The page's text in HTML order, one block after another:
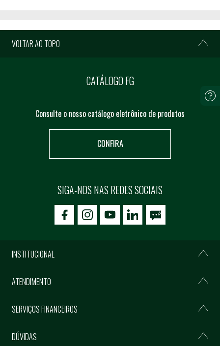
VOLTAR AO TOPO
CATÁLOGO FG
Consulte o nosso catálogo eletrônico de produtos
CONFIRA
SIGA-NOS NAS REDES SOCIAIS
icon-facebookicon-social02icon-social03
INSTITUCIONAL
ATENDIMENTO
SERVIÇOS FINANCEIROS
DÚVIDAS